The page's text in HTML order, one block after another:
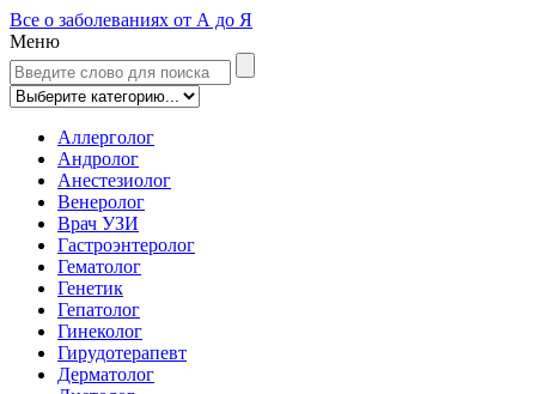
Все о заболеваниях от А до Я
Меню
Аллерголог
Андролог
Анестезиолог
Венеролог
Врач УЗИ
Гастроэнтеролог
Гематолог
Генетик
Гепатолог
Гинеколог
Гирудотерапевт
Дерматолог